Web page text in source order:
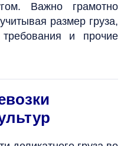
Важно грамотно
размер груза,
и прочие